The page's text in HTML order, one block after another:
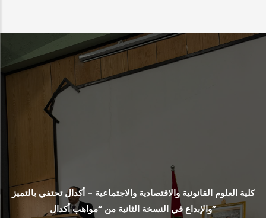
كلية العلوم القانونية والاقتصادية والاجتماعية – أكدال تحتفي بالتميز
والإبداع في النسخة الثانية من “مواهب أكدال”